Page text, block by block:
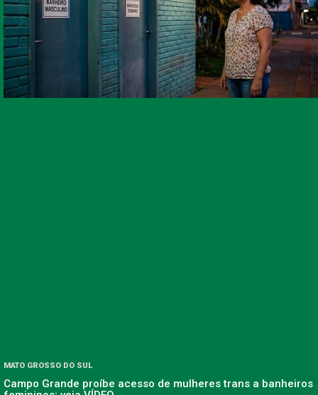
MATO GROSSO DO SUL
Campo Grande proíbe acesso de mulheres trans a banheiros